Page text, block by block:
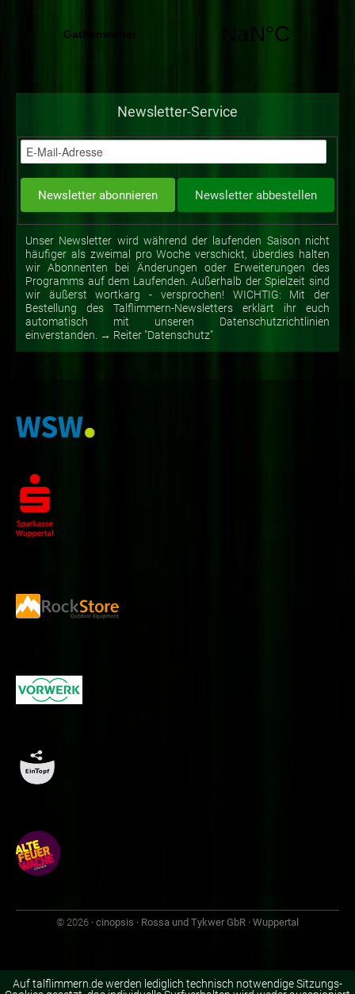
Newsletter-Service
Unser Newsletter wird während der laufenden Saison nicht
häufiger als zweimal pro Woche verschickt, überdies halten
wir Abonnenten bei Änderungen oder Erweiterungen des
Programms auf dem Laufenden. Außerhalb der Spielzeit sind
wir äußerst wortkarg - versprochen! WICHTIG: Mit der
Bestellung des Talflimmern-Newsletters erklärt ihr euch
automatisch mit unseren Datenschutzrichtlinien
einverstanden. → Reiter "Datenschutz"
© 2026 · cinopsis · Rossa und Tykwer GbR · Wuppertal
Auf talflimmern.de werden lediglich technisch notwendige Sitzungs-